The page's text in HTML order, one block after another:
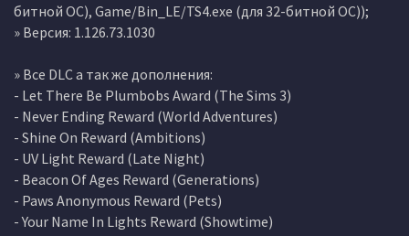
битной ОС), Game/Bin_LE/TS4.exe (для 32-битной ОС));
» Версия: 1.126.73.1030
» Все DLC а так же дополнения:
- Let There Be Plumbobs Award (The Sims 3)
- Never Ending Reward (World Adventures)
- Shine On Reward (Ambitions)
- UV Light Reward (Late Night)
- Beacon Of Ages Reward (Generations)
- Paws Anonymous Reward (Pets)
- Your Name In Lights Reward (Showtime)